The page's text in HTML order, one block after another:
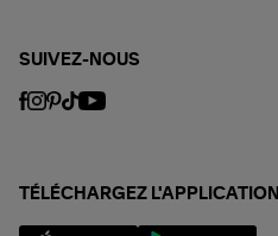
SUIVEZ-NOUS
TÉLÉCHARGEZ L'APPLICATION